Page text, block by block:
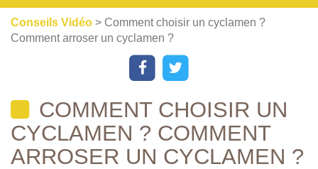
Conseils Vidéo > Comment choisir un cyclamen ?
Comment arroser un cyclamen ?
COMMENT CHOISIR UN
CYCLAMEN ? COMMENT
ARROSER UN CYCLAMEN ?